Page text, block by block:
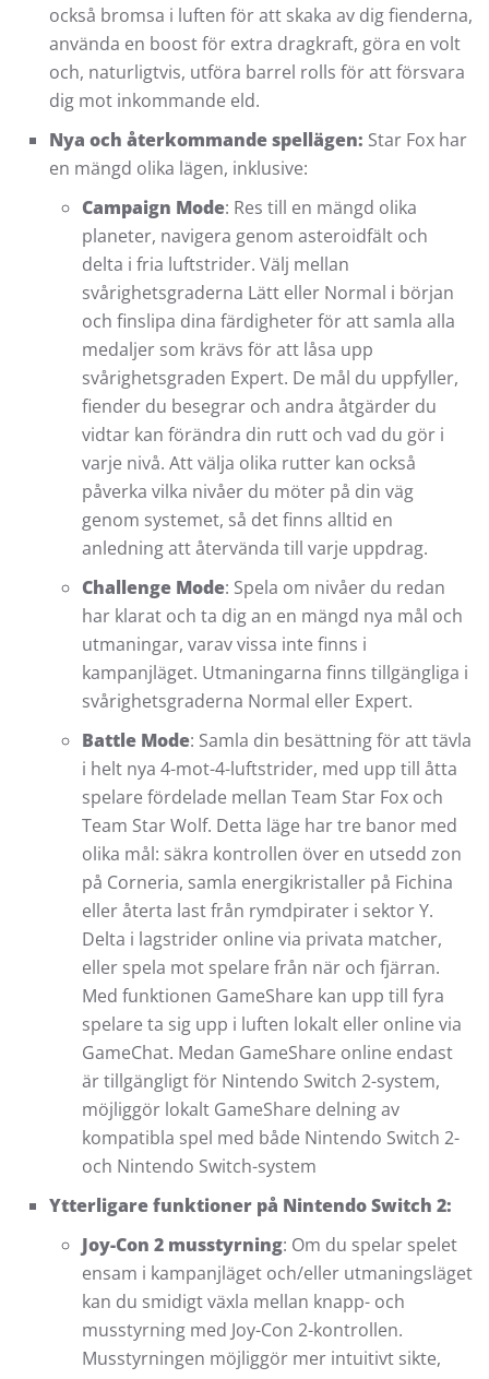
också bromsa i luften för att skaka av dig fienderna,
använda en boost för extra dragkraft, göra en volt
och, naturligtvis, utföra barrel rolls för att försvara
dig mot inkommande eld.
Nya och återkommande spellägen: Star Fox har
en mängd olika lägen, inklusive:
Campaign Mode: Res till en mängd olika
planeter, navigera genom asteroidfält och
delta i fria luftstrider. Välj mellan
svårighetsgraderna Lätt eller Normal i början
och finslipa dina färdigheter för att samla alla
medaljer som krävs för att låsa upp
svårighetsgraden Expert. De mål du uppfyller,
fiender du besegrar och andra åtgärder du
vidtar kan förändra din rutt och vad du gör i
varje nivå. Att välja olika rutter kan också
påverka vilka nivåer du möter på din väg
genom systemet, så det finns alltid en
anledning att återvända till varje uppdrag.
Challenge Mode: Spela om nivåer du redan
har klarat och ta dig an en mängd nya mål och
utmaningar, varav vissa inte finns i
kampanjläget. Utmaningarna finns tillgängliga i
svårighetsgraderna Normal eller Expert.
Battle Mode: Samla din besättning för att tävla
i helt nya 4-mot-4-luftstrider, med upp till åtta
spelare fördelade mellan Team Star Fox och
Team Star Wolf. Detta läge har tre banor med
olika mål: säkra kontrollen över en utsedd zon
på Corneria, samla energikristaller på Fichina
eller återta last från rymdpirater i sektor Y.
Delta i lagstrider online via privata matcher,
eller spela mot spelare från när och fjärran.
Med funktionen GameShare kan upp till fyra
spelare ta sig upp i luften lokalt eller online via
GameChat. Medan GameShare online endast
är tillgängligt för Nintendo Switch 2-system,
möjliggör lokalt GameShare delning av
kompatibla spel med både Nintendo Switch 2-
och Nintendo Switch-system
Ytterligare funktioner på Nintendo Switch 2:
Joy-Con 2 musstyrning: Om du spelar spelet
ensam i kampanjläget och/eller utmaningsläget
kan du smidigt växla mellan knapp- och
musstyrning med Joy-Con 2-kontrollen.
Musstyrningen möjliggör mer intuitivt sikte,